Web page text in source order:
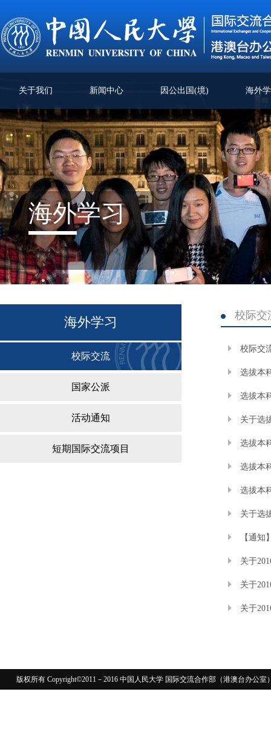
关于我们 新闻中心 因公出国(境) 海外
海外学习
海外学习
校际交流
国家公派
活动通知
短期国际交流项目
校际交
校际交
选拔本
选拔本
关于选
选拔本
选拔本
选拔本
关于选
【通
关于
关于
关于
版权所有 Copyright©2011－2016 中国人民大学 国际交流合作部（港澳台办